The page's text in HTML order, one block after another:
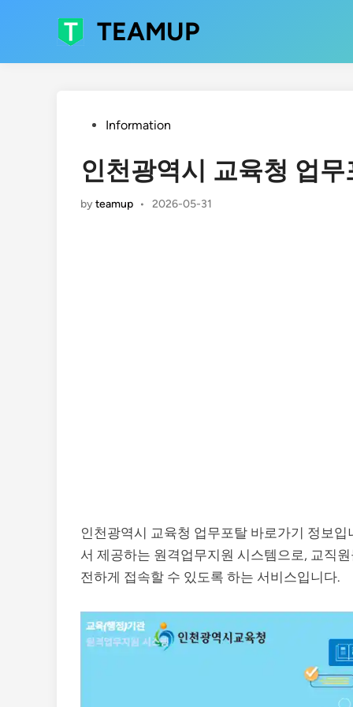
TEAMUP
PostedInformation
인천광역시 교육청 업
byteamup • 2026-05-31
인천광역시 교육청 업무포탈 바로가기 정보
서 제공하는 원격업무지원 시스템으로, 교직
전하게 접속할 수 있도록 하는 서비스입니다.